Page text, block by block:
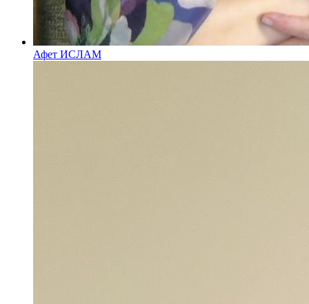
Афет ИСЛАМ